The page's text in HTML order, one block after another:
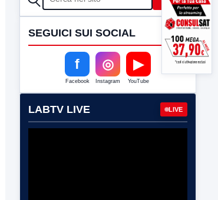
SEGUICI SUI SOCIAL
f
Facebook
◎
Instagram
▶
YouTube
LABTV LIVE LIVE